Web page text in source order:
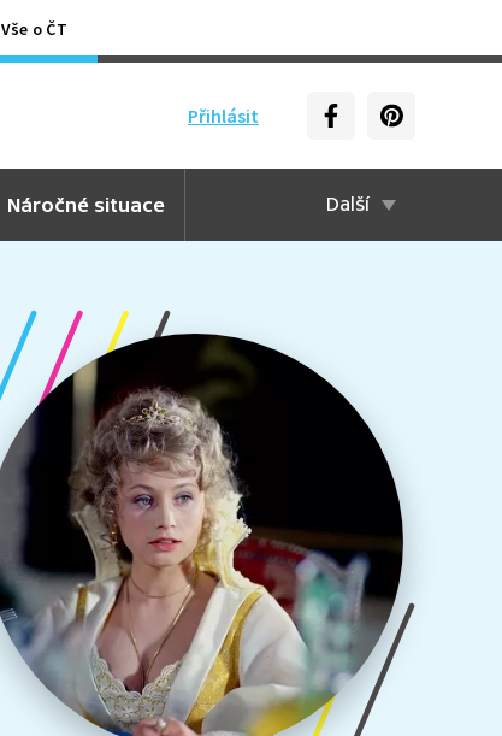
Vše o ČT
Přihlásit
Náročné situace Další